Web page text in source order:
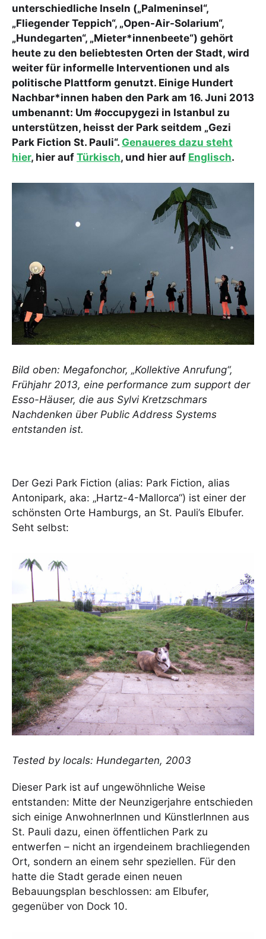
unterschiedliche Inseln („Palmeninsel“,
„Fliegender Teppich“, „Open-Air-Solarium“,
„Hundegarten“, „Mieter*innenbeete“) gehört
heute zu den beliebtesten Orten der Stadt, wird
weiter für informelle Interventionen und als
politische Plattform genutzt. Einige Hundert
Nachbar*innen haben den Park am 16. Juni 2013
umbenannt: Um #occupygezi in Istanbul zu
unterstützen, heisst der Park seitdem „Gezi
Park Fiction St. Pauli“. Genaueres dazu steht
hier, hier auf Türkisch, und hier auf Englisch.
Bild oben: Megafonchor, „Kollektive Anrufung“,
Frühjahr 2013, eine performance zum support der
Esso-Häuser, die aus Sylvi Kretzschmars
Nachdenken über Public Address Systems
entstanden ist.
Der Gezi Park Fiction (alias: Park Fiction, alias
Antonipark, aka: „Hartz-4-Mallorca“) ist einer der
schönsten Orte Hamburgs, an St. Pauli’s Elbufer.
Seht selbst:
Tested by locals: Hundegarten, 2003
Dieser Park ist auf ungewöhnliche Weise
entstanden: Mitte der Neunzigerjahre entschieden
sich einige AnwohnerInnen und KünstlerInnen aus
St. Pauli dazu, einen öffentlichen Park zu
entwerfen – nicht an irgendeinem brachliegenden
Ort, sondern an einem sehr speziellen. Für den
hatte die Stadt gerade einen neuen
Bebauungsplan beschlossen: am Elbufer,
gegenüber von Dock 10.